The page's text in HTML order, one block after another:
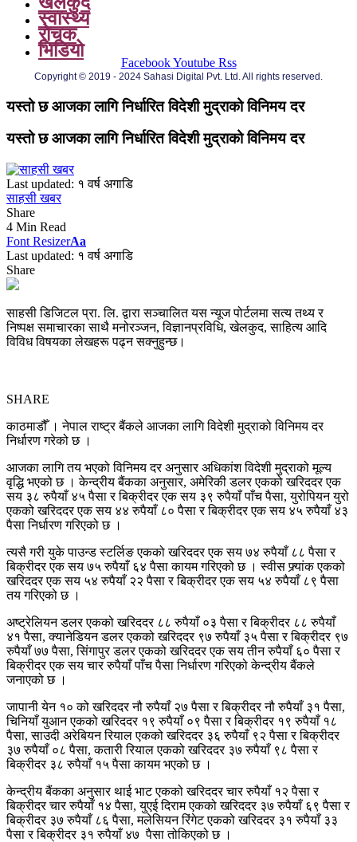
स्वास्थ्य
रोचक
भिडियो
Facebook Youtube Rss
Copyright © 2019 - 2024 Sahasi Digital Pvt. Ltd. All rights reserved.
यस्तो छ आजका लागि निर्धारित विदेशी मुद्राको विनिमय दर
यस्तो छ आजका लागि निर्धारित विदेशी मुद्राको विनिमय दर
Last updated: १ वर्ष अगाडि
साहसी खबर
Share
4 Min Read
Font ResizerAa
Last updated: १ वर्ष अगाडि
Share
साहसी डिजिटल प्रा. लि. द्वारा सञ्चालित यस न्यूज पोर्टलमा सत्य तथ्य र
निष्पक्ष समाचारका साथै मनोरञ्जन, विज्ञानप्रविधि, खेलकुद, साहित्य आदि
विविध विषयका लेखहरू पढ्न सक्नुहुन्छ।
SHARE
काठमाडौँ । नेपाल राष्ट्र बैंकले आजका लागि विदेशी मुद्राको विनिमय दर
निर्धारण गरेको छ ।
आजका लागि तय भएको विनिमय दर अनुसार अधिकांश विदेशी मुद्राको मूल्य
वृद्धि भएको छ । केन्द्रीय बैंकका अनुसार, अमेरिकी डलर एकको खरिददर एक
सय ३८ रुपैयाँ ४५ पैसा र बिक्रीदर एक सय ३९ रुपैयाँ पाँच पैसा, युरोपियन युरो
एकको खरिददर एक सय ४४ रुपैयाँ ८० पैसा र बिक्रीदर एक सय ४५ रुपैयाँ ४३
पैसा निर्धारण गरिएको छ ।
त्यसै गरी युके पाउन्ड स्टर्लिङ एकको खरिददर एक सय ७४ रुपैयाँ ८८ पैसा र
बिक्रीदर एक सय ७५ रुपैयाँ ६४ पैसा कायम गरिएको छ । स्वीस फ्र्यांक एकको
खरिददर एक सय ५४ रुपैयाँ २२ पैसा र बिक्रीदर एक सय ५४ रुपैयाँ ८९ पैसा
तय गरिएको छ ।
अष्ट्रेलियन डलर एकको खरिददर ८८ रुपैयाँ ०३ पैसा र बिक्रीदर ८८ रुपैयाँ
४१ पैसा, क्यानेडियन डलर एकको खरिददर ९७ रुपैयाँ ३५ पैसा र बिक्रीदर ९७
रुपैयाँ ७७ पैसा, सिंगापुर डलर एकको खरिददर एक सय तीन रुपैयाँ ६० पैसा र
बिक्रीदर एक सय चार रुपैयाँ पाँच पैसा निर्धारण गरिएको केन्द्रीय बैंकले
जनाएको छ ।
जापानी येन १० को खरिददर नौ रुपैयाँ २७ पैसा र बिक्रीदर नौ रुपैयाँ ३१ पैसा,
चिनियाँ युआन एकको खरिददर १९ रुपैयाँ ०९ पैसा र बिक्रीदर १९ रुपैयाँ १८
पैसा, साउदी अरेबियन रियाल एकको खरिददर ३६ रुपैयाँ ९२ पैसा र बिक्रीदर
३७ रुपैयाँ ०८ पैसा, कतारी रियाल एकको खरिददर ३७ रुपैयाँ ९८ पैसा र
बिक्रीदर ३८ रुपैयाँ १५ पैसा कायम भएको छ ।
केन्द्रीय बैंकका अनुसार थाई भाट एकको खरिददर चार रुपैयाँ १२ पैसा र
बिक्रीदर चार रुपैयाँ १४ पैसा, युएई दिराम एकको खरिददर ३७ रुपैयाँ ६९ पैसा र
बिक्रीदर ३७ रुपैयाँ ८६ पैसा, मलेसियन रिंगेट एकको खरिददर ३१ रुपैयाँ ३३
पैसा र बिक्रीदर ३१ रुपैयाँ ४७ पैसा तोकिएको छ ।